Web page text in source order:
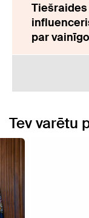
par vainīgo
Tev varētu